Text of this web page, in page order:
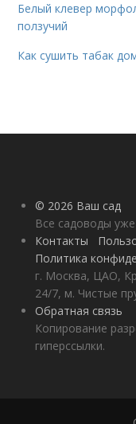
Белый клевер
ползучий
Как сушить табак
© 2026 Ваш сад
Все садоводы уже
Контакты
Политика
г. Москва, ЦАО,
24/7, м. Чистые
Обратная связь
Копирование
гиперссылки.